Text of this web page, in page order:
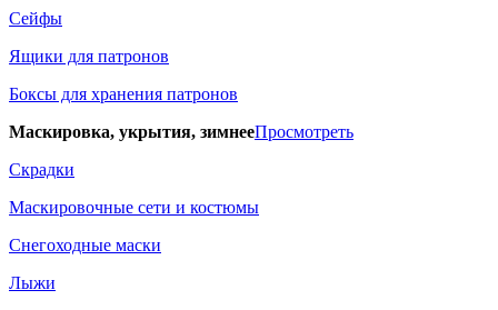
Сейфы
Ящики для патронов
Боксы для хранения патронов
Маскировка, укрытия, зимнееПросмотреть
Скрадки
Маскировочные сети и костюмы
Снегоходные маски
Лыжи